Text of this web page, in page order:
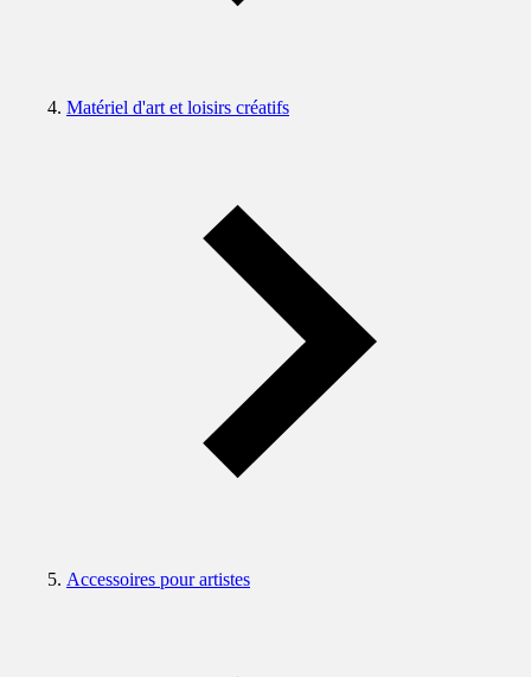
Matériel d'art et loisirs créatifs
Accessoires pour artistes